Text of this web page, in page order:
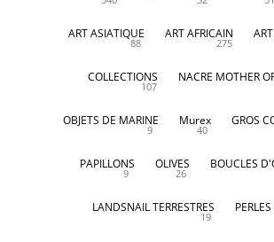
ART ASIATIQUE
88
ART AFRICAIN
275
COLLECTIONS
107
NACRE MOTHER
OBJETS DE MARINE
9
Murex
40
GROS
PAPILLONS
9
OLIVES
26
BOUCLES
LANDSNAIL TERRESTRES
19